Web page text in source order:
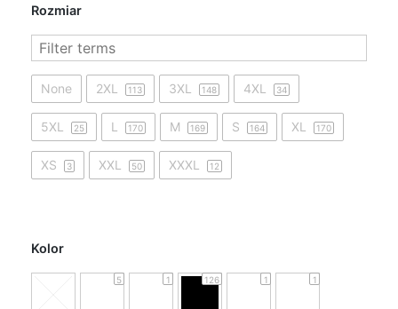
Rozmiar
None 2XL 113 3XL 148 4XL 34
5XL 25 L 170 M 169 S 164 XL 170
XS 3 XXL 50 XXXL 12
Kolor
5 1 126 1 1